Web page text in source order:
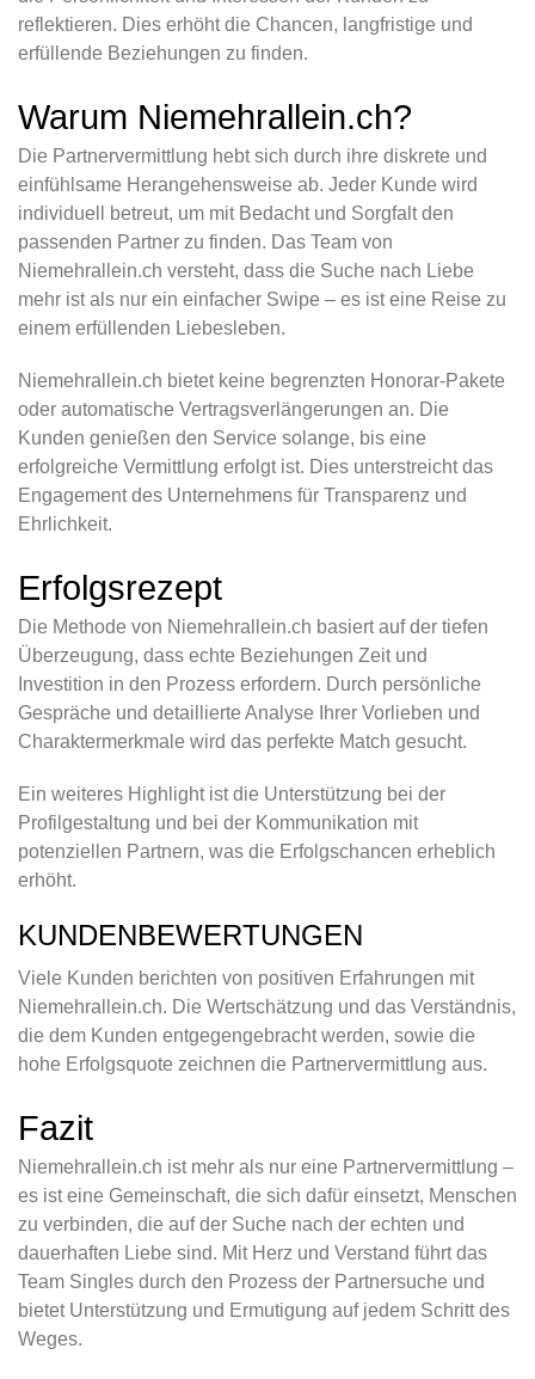
reflektieren. Dies erhöht die Chancen, langfristige und
erfüllende Beziehungen zu finden.
Warum Niemehrallein.ch?
Die Partnervermittlung hebt sich durch ihre diskrete und
einfühlsame Herangehensweise ab. Jeder Kunde wird
individuell betreut, um mit Bedacht und Sorgfalt den
passenden Partner zu finden. Das Team von
Niemehrallein.ch versteht, dass die Suche nach Liebe
mehr ist als nur ein einfacher Swipe – es ist eine Reise zu
einem erfüllenden Liebesleben.
Niemehrallein.ch bietet keine begrenzten Honorar-Pakete
oder automatische Vertragsverlängerungen an. Die
Kunden genießen den Service solange, bis eine
erfolgreiche Vermittlung erfolgt ist. Dies unterstreicht das
Engagement des Unternehmens für Transparenz und
Ehrlichkeit.
Erfolgsrezept
Die Methode von Niemehrallein.ch basiert auf der tiefen
Überzeugung, dass echte Beziehungen Zeit und
Investition in den Prozess erfordern. Durch persönliche
Gespräche und detaillierte Analyse Ihrer Vorlieben und
Charaktermerkmale wird das perfekte Match gesucht.
Ein weiteres Highlight ist die Unterstützung bei der
Profilgestaltung und bei der Kommunikation mit
potenziellen Partnern, was die Erfolgschancen erheblich
erhöht.
KUNDENBEWERTUNGEN
Viele Kunden berichten von positiven Erfahrungen mit
Niemehrallein.ch. Die Wertschätzung und das Verständnis,
die dem Kunden entgegengebracht werden, sowie die
hohe Erfolgsquote zeichnen die Partnervermittlung aus.
Fazit
Niemehrallein.ch ist mehr als nur eine Partnervermittlung –
es ist eine Gemeinschaft, die sich dafür einsetzt, Menschen
zu verbinden, die auf der Suche nach der echten und
dauerhaften Liebe sind. Mit Herz und Verstand führt das
Team Singles durch den Prozess der Partnersuche und
bietet Unterstützung und Ermutigung auf jedem Schritt des
Weges.